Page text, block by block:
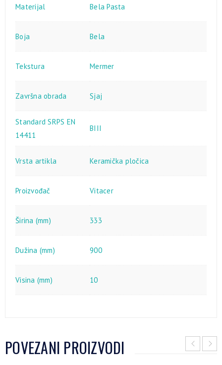
Materijal Bela Pasta
Boja Bela
Tekstura Mermer
Završna obrada Sjaj
Standard SRPS EN
14411
BIII
Vrsta artikla Keramička pločica
Proizvođač Vitacer
Širina (mm) 333
Dužina (mm) 900
Visina (mm) 10
POVEZANI PROIZVODI